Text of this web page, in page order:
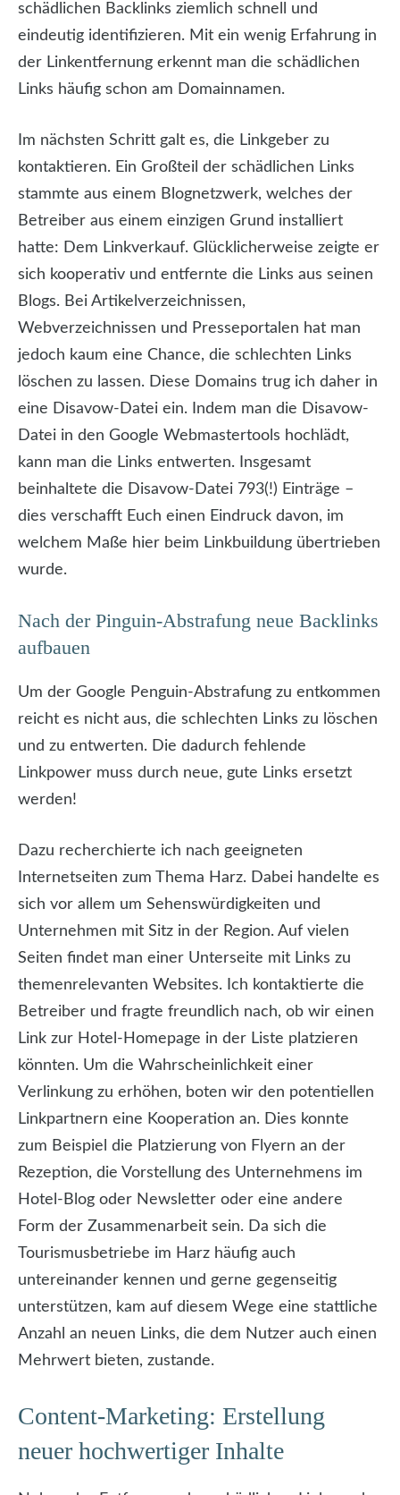
schädlichen Backlinks ziemlich schnell und
eindeutig identifizieren. Mit ein wenig Erfahrung in
der Linkentfernung erkennt man die schädlichen
Links häufig schon am Domainnamen.
Im nächsten Schritt galt es, die Linkgeber zu
kontaktieren. Ein Großteil der schädlichen Links
stammte aus einem Blognetzwerk, welches der
Betreiber aus einem einzigen Grund installiert
hatte: Dem Linkverkauf. Glücklicherweise zeigte er
sich kooperativ und entfernte die Links aus seinen
Blogs. Bei Artikelverzeichnissen,
Webverzeichnissen und Presseportalen hat man
jedoch kaum eine Chance, die schlechten Links
löschen zu lassen. Diese Domains trug ich daher in
eine Disavow-Datei ein. Indem man die Disavow-
Datei in den Google Webmastertools hochlädt,
kann man die Links entwerten. Insgesamt
beinhaltete die Disavow-Datei 793(!) Einträge –
dies verschafft Euch einen Eindruck davon, im
welchem Maße hier beim Linkbuildung übertrieben
wurde.
Nach der Pinguin-Abstrafung neue Backlinks
aufbauen
Um der Google Penguin-Abstrafung zu entkommen
reicht es nicht aus, die schlechten Links zu löschen
und zu entwerten. Die dadurch fehlende
Linkpower muss durch neue, gute Links ersetzt
werden!
Dazu recherchierte ich nach geeigneten
Internetseiten zum Thema Harz. Dabei handelte es
sich vor allem um Sehenswürdigkeiten und
Unternehmen mit Sitz in der Region. Auf vielen
Seiten findet man einer Unterseite mit Links zu
themenrelevanten Websites. Ich kontaktierte die
Betreiber und fragte freundlich nach, ob wir einen
Link zur Hotel-Homepage in der Liste platzieren
könnten. Um die Wahrscheinlichkeit einer
Verlinkung zu erhöhen, boten wir den potentiellen
Linkpartnern eine Kooperation an. Dies konnte
zum Beispiel die Platzierung von Flyern an der
Rezeption, die Vorstellung des Unternehmens im
Hotel-Blog oder Newsletter oder eine andere
Form der Zusammenarbeit sein. Da sich die
Tourismusbetriebe im Harz häufig auch
untereinander kennen und gerne gegenseitig
unterstützen, kam auf diesem Wege eine stattliche
Anzahl an neuen Links, die dem Nutzer auch einen
Mehrwert bieten, zustande.
Content-Marketing: Erstellung
neuer hochwertiger Inhalte